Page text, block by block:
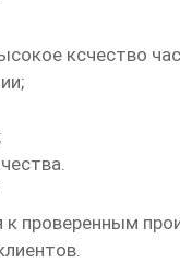
ксчество
проверенным